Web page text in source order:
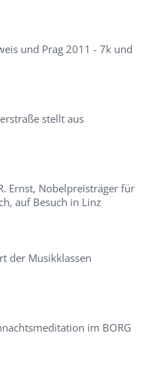
und Prag 2011 - 7k und
stellt aus
Ernst, Nobelpreisträger für
auf Besuch in Linz
der Musikklassen
im BORG